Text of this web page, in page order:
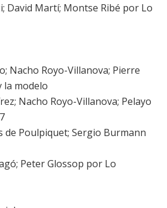
David Martí; Montse Ribé por Lo
Nacho Royo-Villanova; Pierre
la modelo
Nacho Royo-Villanova; Pelayo
de Poulpiquet; Sergio Burmann
Peter Glossop por Lo